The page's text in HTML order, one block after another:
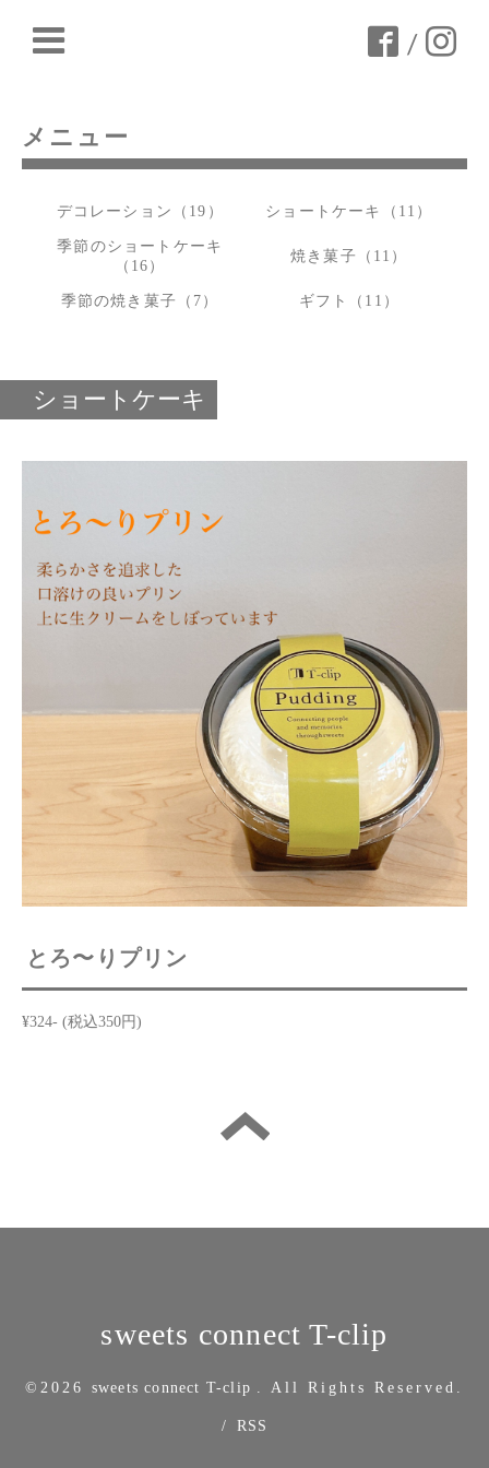
/
メニュー
デコレーション（19） ショートケーキ（11）
季節のショートケーキ
（16）
焼き菓子（11）
季節の焼き菓子（7） ギフト（11）
ショートケーキ
とろ〜りプリン
¥324- (税込350円)
sweets connect T-clip
©2026 sweets connect T-clip . All Rights Reserved.
/ RSS